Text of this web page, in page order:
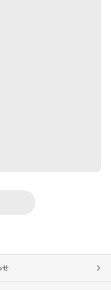
せ